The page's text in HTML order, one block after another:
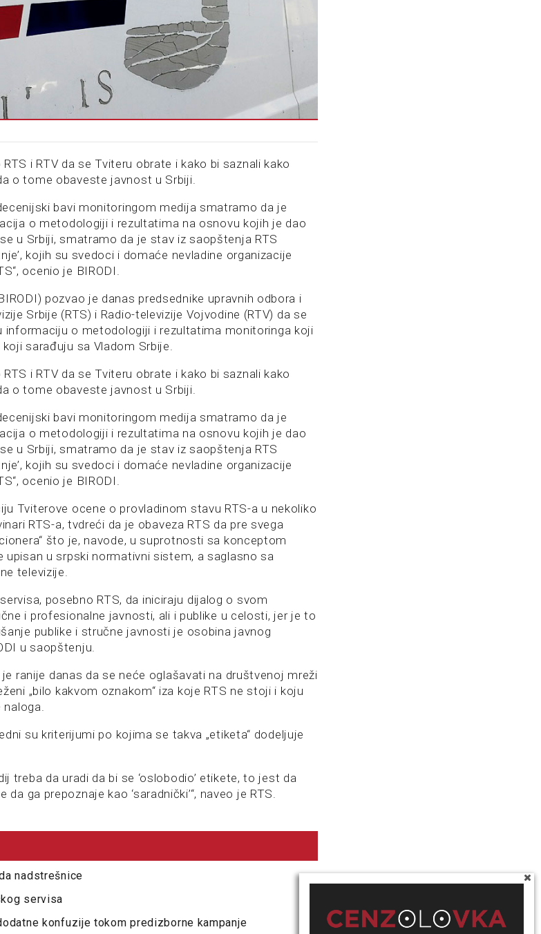
i RTV da se Tviteru obrate i kako bi saznali kako
o tome obaveste javnost u Srbiji.
bavi monitoringom medija smatramo da je
o metodologiji i rezultatima na osnovu kojih je dao
u Srbiji, smatramo da je stav iz saopštenja RTS
kojih su svedoci i domaće nevladine organizacije
ocenio je BIRODI.
pozvao je danas predsednike upravnih odbora i
Srbije (RTS) i Radio-televizije Vojvodine (RTV) da se
informaciju o metodologiji i rezultatima monitoringa koji
sarađuju sa Vladom Srbije.
i RTV da se Tviteru obrate i kako bi saznali kako
o tome obaveste javnost u Srbiji.
bavi monitoringom medija smatramo da je
o metodologiji i rezultatima na osnovu kojih je dao
u Srbiji, smatramo da je stav iz saopštenja RTS
kojih su svedoci i domaće nevladine organizacije
ocenio je BIRODI.
Tviterove ocene o provladinom stavu RTS-a u nekoliko
RTS-a, tvdreći da je obaveza RTS da pre svega
što je, navode, u suprotnosti sa konceptom
upisan u srpski normativni sistem, a saglasno sa
televizije.
posebno RTS, da iniciraju dijalog o svom
i profesionalne javnosti, ali i publike u celosti, jer je to
publike i stručne javnosti je osobina javnog
u saopštenju.
ranije danas da se neće oglašavati na društvenoj mreži
„bilo kakvom oznakom“ iza koje RTS ne stoji i koju
naloga.
su kriterijumi po kojima se takva „etiketa“ dodeljuje
treba da uradi da bi se ‘oslobodio’ etikete, to jest da
ga prepoznaje kao ‘saradnički’“, naveo je RTS.
nadstrešnice
servisa
konfuzije tokom predizborne kampanje